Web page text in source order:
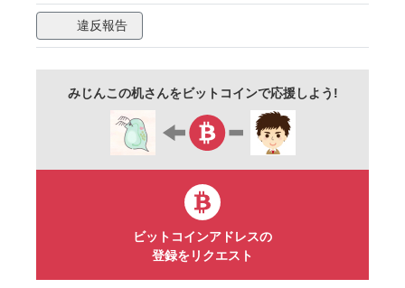
飾り
ふんわり ナチュラル
イベント ポップ
違反報告
みじんこの机さんをビットコインで応援しよう!
ビットコインアドレスの
登録をリクエスト